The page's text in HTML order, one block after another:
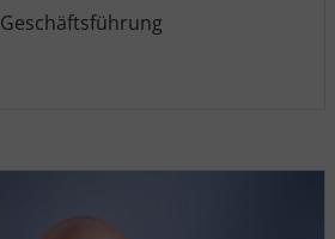
Geschäftsführung